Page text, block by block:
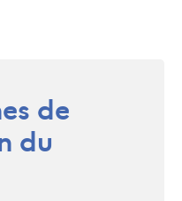
de
du